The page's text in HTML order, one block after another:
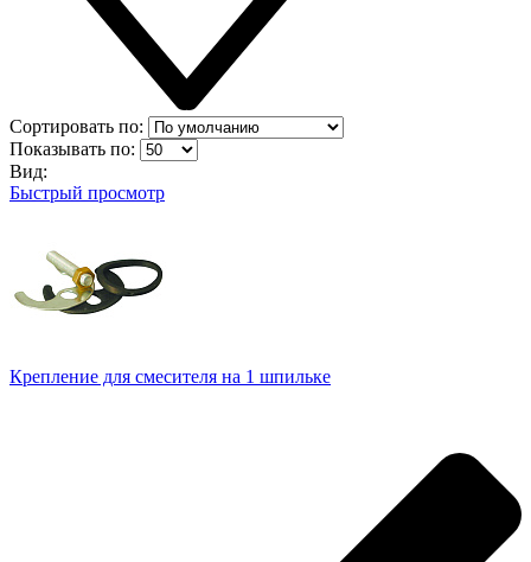
Сортировать по:
Показывать по:
Вид:
Быстрый просмотр
Крепление для смесителя на 1 шпильке